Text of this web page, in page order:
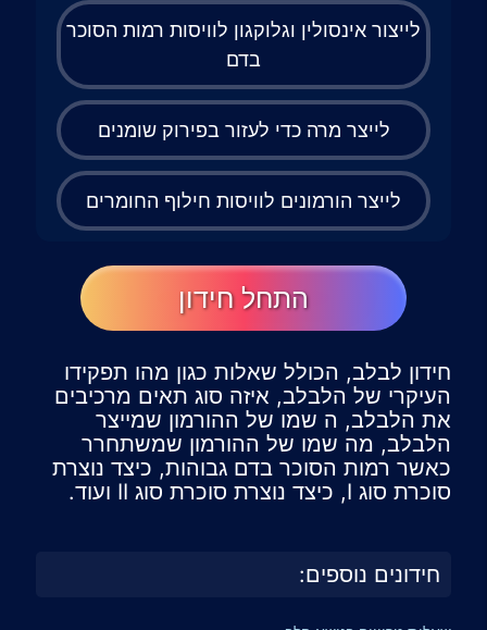
לייצור אינסולין וגלוקגון לוויסות רמות הסוכר
בדם
לייצר מרה כדי לעזור בפירוק שומנים
לייצר הורמונים לוויסות חילוף החומרים
התחל חידון
חידון לבלב, הכולל שאלות כגון מהו תפקידו
העיקרי של הלבלב, איזה סוג תאים מרכיבים
את הלבלב, ה שמו של ההורמון שמייצר
הלבלב, מה שמו של ההורמון שמשתחרר
כאשר רמות הסוכר בדם גבוהות, כיצד נוצרת
סוכרת סוג I, כיצד נוצרת סוכרת סוג II ועוד.
חידונים נוספים: